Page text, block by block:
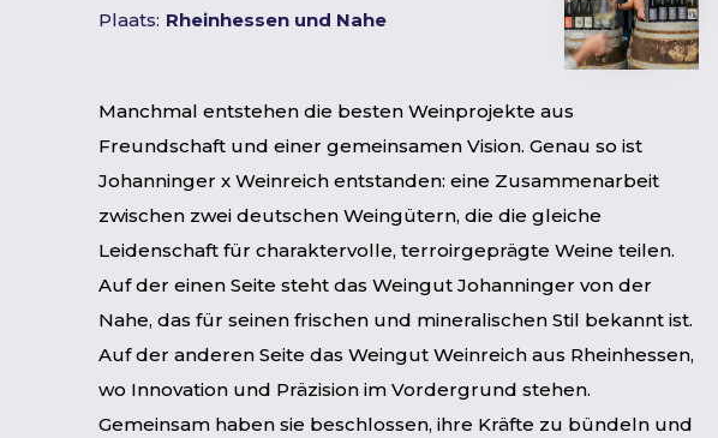
Plaats: Rheinhessen und Nahe
Manchmal entstehen die besten Weinprojekte aus
Freundschaft und einer gemeinsamen Vision. Genau so ist
Johanninger x Weinreich entstanden: eine Zusammenarbeit
zwischen zwei deutschen Weingütern, die die gleiche
Leidenschaft für charaktervolle, terroirgeprägte Weine teilen.
Auf der einen Seite steht das Weingut Johanninger von der
Nahe, das für seinen frischen und mineralischen Stil bekannt ist.
Auf der anderen Seite das Weingut Weinreich aus Rheinhessen,
wo Innovation und Präzision im Vordergrund stehen.
Gemeinsam haben sie beschlossen, ihre Kräfte zu bündeln und